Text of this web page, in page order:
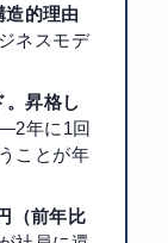
造的理由
ネスモデ
。昇格し
年に1回
ことが年
（前年比